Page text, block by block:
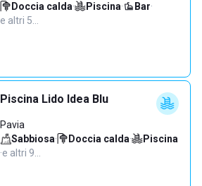
Doccia calda· Piscina· Bar·
e altri 5…
Piscina Lido Idea Blu
Pavia
Sabbiosa· Doccia calda·
Piscina
·e altri 9…